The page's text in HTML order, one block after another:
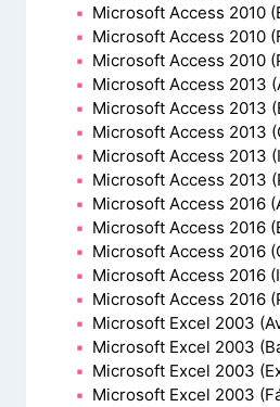
Microsoft Access 2010
Microsoft Access 2010
Microsoft Access 2010
Microsoft Access 2013
Microsoft Access 2013
Microsoft Access 2013
Microsoft Access 2013
Microsoft Access 2013
Microsoft Access 2016
Microsoft Access 2016
Microsoft Access 2016
Microsoft Access 2016
Microsoft Access 2016
Microsoft Excel 2003
Microsoft Excel 2003
Microsoft Excel 2003
Microsoft Excel 2003